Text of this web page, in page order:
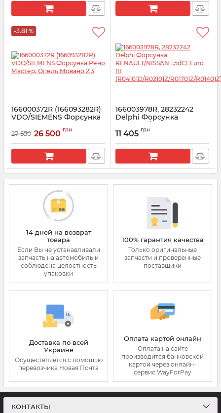
-3.81 %
166000372R (166093282R)
VDO/SIEMENS Форсунка
Мовано 2.3
Артикул: 166093282R
27 550 26 500 грн
166003978R, 28232242
Delphi Форсунка
RENAULT/NISSAN 1.5dCI
Euro III
Артикул: 166003978R
11 405 грн
14 дней на возврат
товара
Если Вы не устанавливали
запчасть на автомобиль и
соблюдена целостность
упаковки
100% гарантия качества
Только оригинальные
запчасти и проверенные
поставщики
Доставка по всей
Украине
Осуществляется с помощью
перевозчика Новая Почта
Оплата картой онлайн
Оплата на сайте
производится банковской
картой через онлайн-
сервис WayForPay
КОНТАКТЫ